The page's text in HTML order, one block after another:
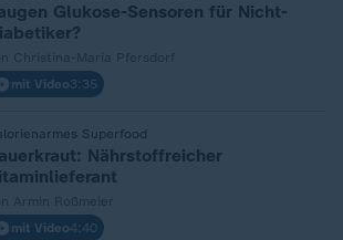
Glukose-Sensoren für Nicht-
mit Video3:35
Superfood
Nährstoffreicher
mit Video4:40